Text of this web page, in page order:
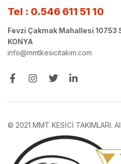
Tel : 0.546 611 51 10
Fevzi Çakmak Mahallesi 10753
KONYA
info@mmtkesicitakim.com
© 2021 MMT KESİCİ TAKIMLARI.